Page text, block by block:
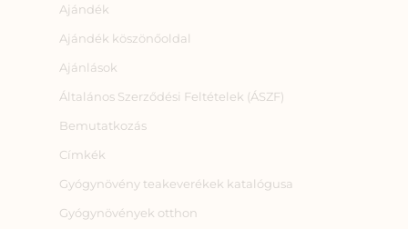
Ajándék
Ajándék köszönőoldal
Ajánlások
Általános Szerződési Feltételek (ÁSZF)
Bemutatkozás
Címkék
Gyógynövény teakeverékek katalógusa
Gyógynövények otthon